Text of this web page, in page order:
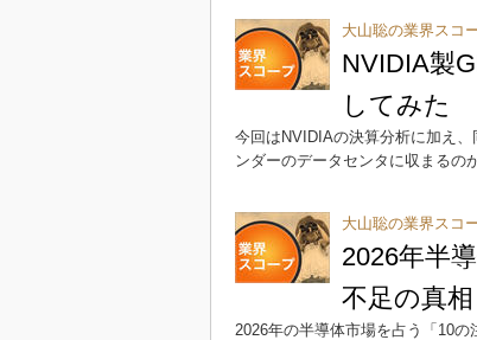
大山聡の業界スコ
NVIDIA製
してみた
今回はNVIDIAの決算分析に加え
ンダーのデータセンタに収まるの
大山聡の業界スコ
2026年半
不足の真
2026年の半導体市場を占う「10